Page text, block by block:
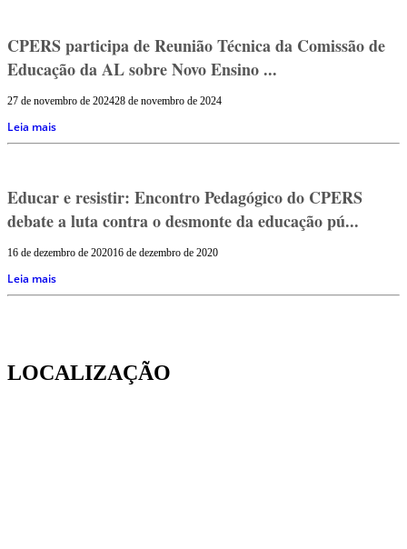
CPERS participa de Reunião Técnica da Comissão de
Educação da AL sobre Novo Ensino ...
27 de novembro de 202428 de novembro de 2024
Leia mais
Educar e resistir: Encontro Pedagógico do CPERS
debate a luta contra o desmonte da educação pú...
16 de dezembro de 202016 de dezembro de 2020
Leia mais
LOCALIZAÇÃO